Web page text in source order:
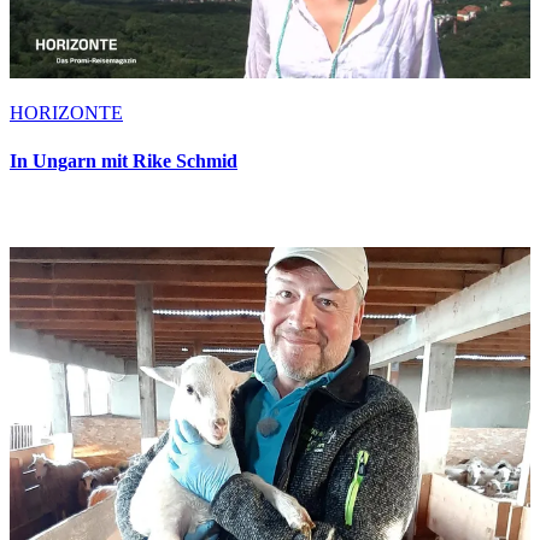
HORIZONTE
In Ungarn mit Rike Schmid